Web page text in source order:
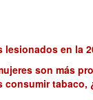
lesionados en la
son más
consumir tabaco,